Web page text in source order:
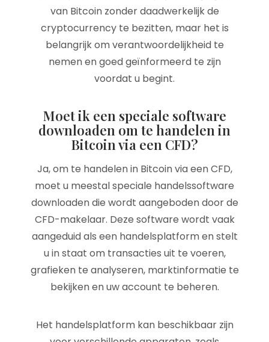
van Bitcoin zonder daadwerkelijk de
cryptocurrency te bezitten, maar het is
belangrijk om verantwoordelijkheid te
nemen en goed geïnformeerd te zijn
voordat u begint.
Moet ik een speciale software
downloaden om te handelen in
Bitcoin via een CFD?
Ja, om te handelen in Bitcoin via een CFD,
moet u meestal speciale handelssoftware
downloaden die wordt aangeboden door de
CFD-makelaar. Deze software wordt vaak
aangeduid als een handelsplatform en stelt
u in staat om transacties uit te voeren,
grafieken te analyseren, marktinformatie te
bekijken en uw account te beheren.
Het handelsplatform kan beschikbaar zijn